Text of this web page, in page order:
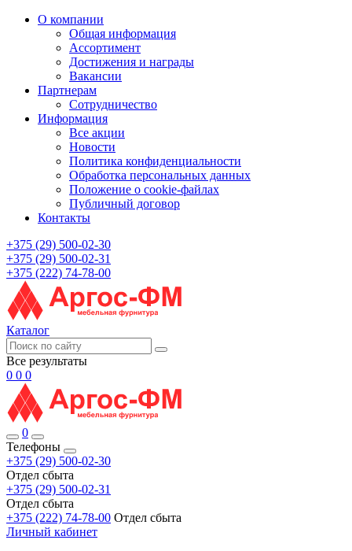
О компании
Общая информация
Ассортимент
Достижения и награды
Вакансии
Партнерам
Сотрудничество
Информация
Все акции
Новости
Политика конфиденциальности
Обработка персональных данных
Положение о cookie-файлах
Публичный договор
Контакты
+375 (29) 500-02-30
+375 (29) 500-02-31
+375 (222) 74-78-00
Каталог
Все результаты
0 0 0
0
Телефоны
+375 (29) 500-02-30
Отдел сбыта
+375 (29) 500-02-31
Отдел сбыта
+375 (222) 74-78-00 Отдел сбыта
Личный кабинет